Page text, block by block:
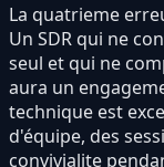
La quatrieme
Un SDR qui ne
seul et qui ne
aura un
technique est
d'équipe, des
convivialite